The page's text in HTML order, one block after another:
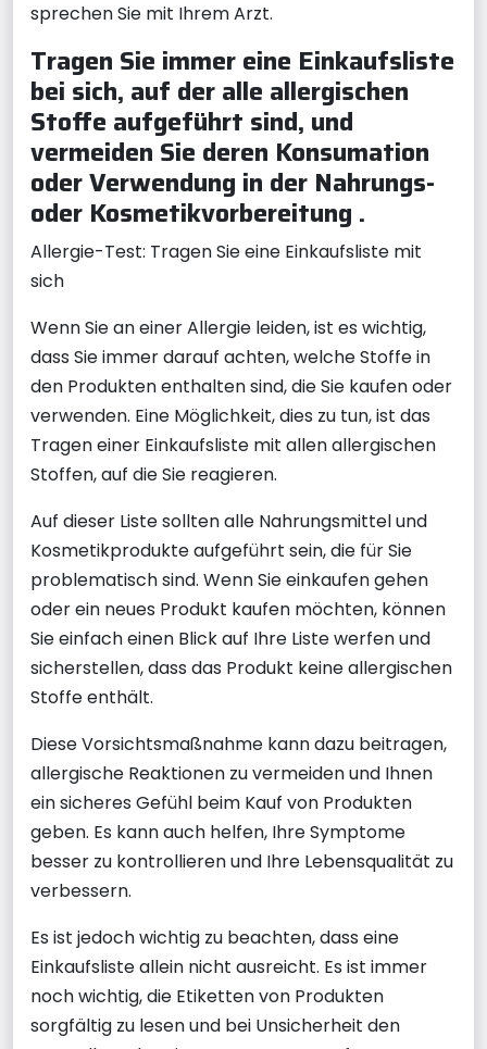
sprechen Sie mit Ihrem Arzt.
Tragen Sie immer eine Einkaufsliste
bei sich, auf der alle allergischen
Stoffe aufgeführt sind, und
vermeiden Sie deren Konsumation
oder Verwendung in der Nahrungs-
oder Kosmetikvorbereitung .
Allergie-Test: Tragen Sie eine Einkaufsliste mit
sich
Wenn Sie an einer Allergie leiden, ist es wichtig,
dass Sie immer darauf achten, welche Stoffe in
den Produkten enthalten sind, die Sie kaufen oder
verwenden. Eine Möglichkeit, dies zu tun, ist das
Tragen einer Einkaufsliste mit allen allergischen
Stoffen, auf die Sie reagieren.
Auf dieser Liste sollten alle Nahrungsmittel und
Kosmetikprodukte aufgeführt sein, die für Sie
problematisch sind. Wenn Sie einkaufen gehen
oder ein neues Produkt kaufen möchten, können
Sie einfach einen Blick auf Ihre Liste werfen und
sicherstellen, dass das Produkt keine allergischen
Stoffe enthält.
Diese Vorsichtsmaßnahme kann dazu beitragen,
allergische Reaktionen zu vermeiden und Ihnen
ein sicheres Gefühl beim Kauf von Produkten
geben. Es kann auch helfen, Ihre Symptome
besser zu kontrollieren und Ihre Lebensqualität zu
verbessern.
Es ist jedoch wichtig zu beachten, dass eine
Einkaufsliste allein nicht ausreicht. Es ist immer
noch wichtig, die Etiketten von Produkten
sorgfältig zu lesen und bei Unsicherheit den